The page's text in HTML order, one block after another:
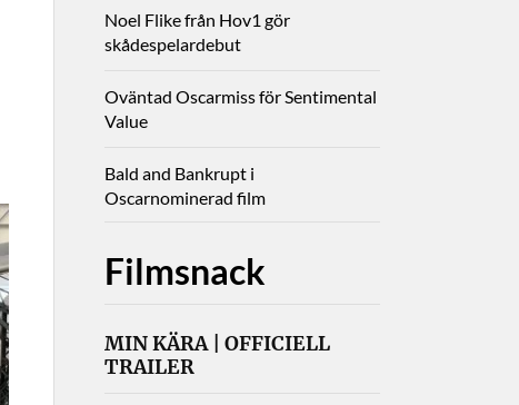
Noel Flike från Hov1 gör
skådespelardebut
Oväntad Oscarmiss för Sentimental
Value
Bald and Bankrupt i
Oscarnominerad film
Filmsnack
MIN KÄRA | OFFICIELL
TRAILER